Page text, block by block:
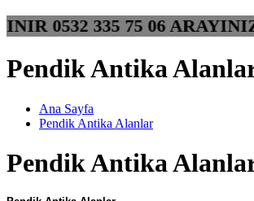
0532 335 75 06
Pendik Antika
Ana Sayfa
Pendik Antika Alanlar
Pendik Antika